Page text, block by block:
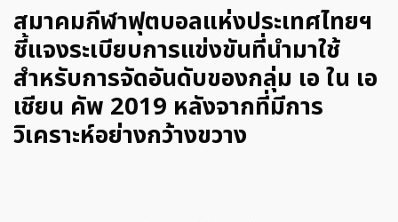
สมาคมกีฬาฟุตบอลแห่งประเทศไทยฯ
ชี้แจงระเบียบการแข่งขันที่นำมาใช้
สำหรับการจัดอันดับของกลุ่ม เอ ใน เอ
เชียน คัพ 2019 หลังจากที่มีการ
วิเคราะห์อย่างกว้างขวาง